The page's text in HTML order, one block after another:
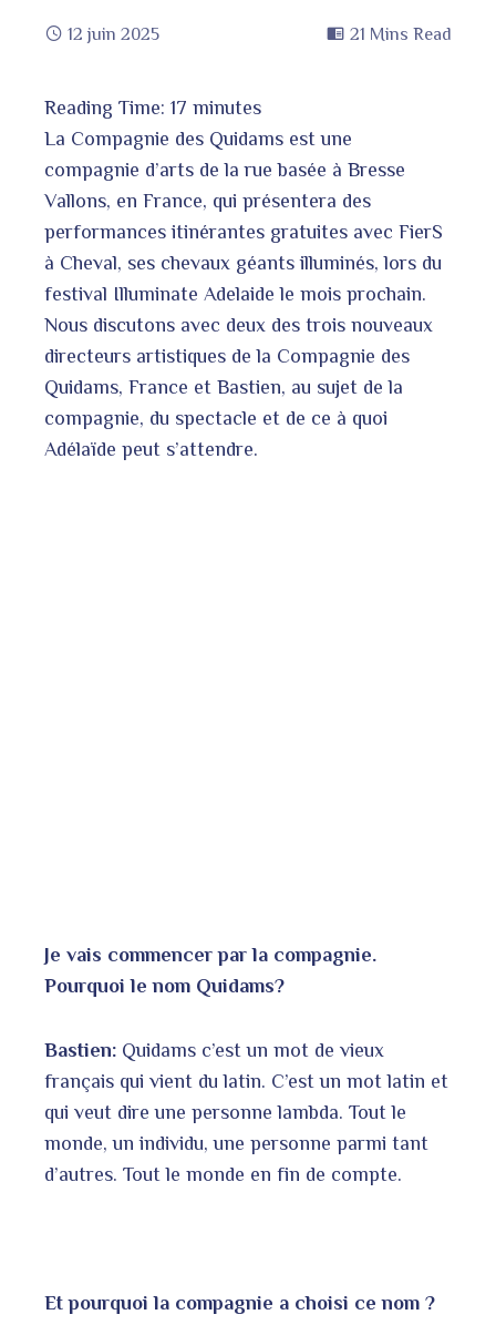
12 juin 2025 21 Mins Read
Reading Time: 17 minutes
La Compagnie des Quidams est une
compagnie d’arts de la rue basée à Bresse
Vallons, en France, qui présentera des
performances itinérantes gratuites avec FierS
à Cheval, ses chevaux géants illuminés, lors du
festival Illuminate Adelaide le mois prochain.
Nous discutons avec deux des trois nouveaux
directeurs artistiques de la Compagnie des
Quidams, France et Bastien, au sujet de la
compagnie, du spectacle et de ce à quoi
Adélaïde peut s’attendre.
Je vais commencer par la compagnie.
Pourquoi le nom Quidams?
Bastien: Quidams c’est un mot de vieux
français qui vient du latin. C’est un mot latin et
qui veut dire une personne lambda. Tout le
monde, un individu, une personne parmi tant
d’autres. Tout le monde en fin de compte.
Et pourquoi la compagnie a choisi ce nom ?